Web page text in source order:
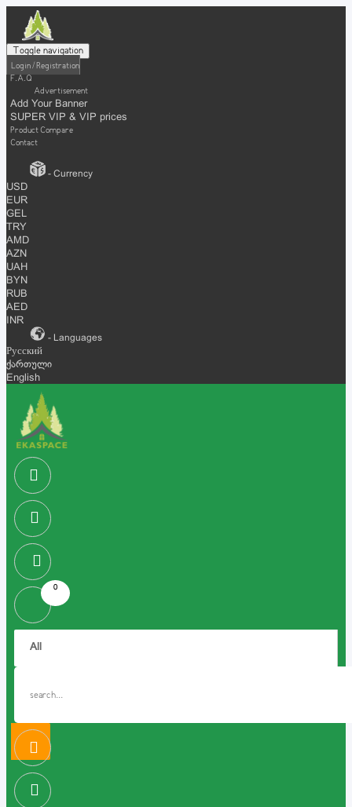
Toggle navigation
Login / Registration
F.A.Q
Advertisement
Add Your Banner
SUPER VIP & VIP prices
Product Compare
Contact
- Currency
USD
EUR
GEL
TRY
AMD
AZN
UAH
BYN
RUB
AED
INR
- Languages
Русский
ქართული
English
0